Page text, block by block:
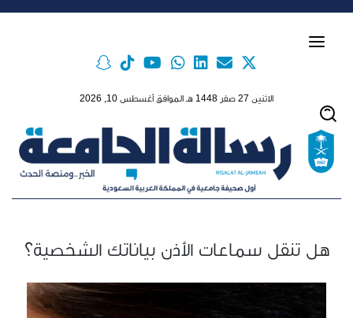
الاثنين 27 صفر 1448 هـ الموافق أغسطس 10, 2026
هل تنقل سماعات الأذن بياناتك الشخصية؟